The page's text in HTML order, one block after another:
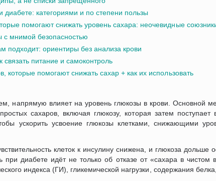
диабете: категориями и по степени пользы
помогают снижать уровень сахара: неочевидные
с мнимой безопасностью
подходит: ориентиры без анализа крови
связать питание и самоконтроль
которые помогают снижать сахар + как их использовать
напрямую влияет на уровень глюкозы в крови. Основной
сахаров, включая глюкозу, которая затем поступает
ускорить усвоение глюкозы клетками, снижающими
клеток к инсулину снижена, и глюкоза дольше
при диабете идёт не только об отказе от «сахара в чистом
индекса (ГИ), гликемической нагрузки, содержания